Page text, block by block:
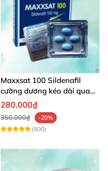
Maxxsat 100 Sildenafil
cường dương kéo dài quan
hệ an toàn cho phái mạnh
280.000₫
350.000₫
-20%
(900)